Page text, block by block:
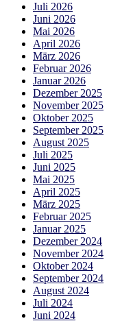
Juli 2026
Juni 2026
Mai 2026
April 2026
März 2026
Februar 2026
Januar 2026
Dezember 2025
November 2025
Oktober 2025
September 2025
August 2025
Juli 2025
Juni 2025
Mai 2025
April 2025
März 2025
Februar 2025
Januar 2025
Dezember 2024
November 2024
Oktober 2024
September 2024
August 2024
Juli 2024
Juni 2024